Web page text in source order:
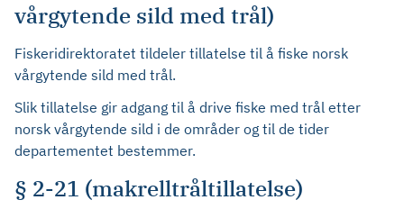
vårgytende sild med trål)
Fiskeridirektoratet tildeler tillatelse til å fiske norsk
vårgytende sild med trål.
Slik tillatelse gir adgang til å drive fiske med trål etter
norsk vårgytende sild i de områder og til de tider
departementet bestemmer.
§ 2-21 (makrelltråltillatelse)